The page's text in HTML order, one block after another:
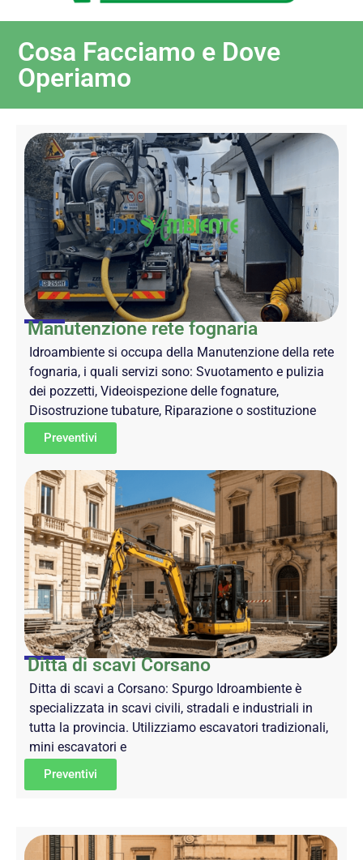
Cosa Facciamo e Dove
Operiamo
Manutenzione rete fognaria
Idroambiente si occupa della Manutenzione della rete
fognaria, i quali servizi sono: Svuotamento e pulizia
dei pozzetti, Videoispezione delle fognature,
Disostruzione tubature, Riparazione o sostituzione
Preventivi
Ditta di scavi Corsano
Ditta di scavi a Corsano: Spurgo Idroambiente è
specializzata in scavi civili, stradali e industriali in
tutta la provincia. Utilizziamo escavatori tradizionali,
mini escavatori e
Preventivi